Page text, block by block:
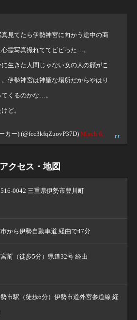
見てたら伊勢神宮に向かう途中の商
霊写真撮れててビビった…。
生きた人間じゃない女の人の顔がこ
伊勢神宮は神聖な場所だからやはり
くるのかな…。
ど。
ー) (@fcc3kfqZuovP37D) March 6,
クセス・地図
0042 三重県伊勢市豊川町
から伊勢自動車道 経由で47分
前（徒歩5分）県道32号 経由
市駅（徒歩6分）伊勢市道外宮参道線 経